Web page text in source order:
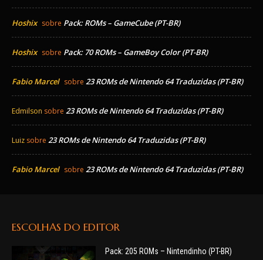
Hoshix sobre Pack: ROMs – GameCube (PT-BR)
Hoshix sobre Pack: 70 ROMs – GameBoy Color (PT-BR)
Fabio Marcel sobre 23 ROMs de Nintendo 64 Traduzidas (PT-BR)
Edmilson sobre 23 ROMs de Nintendo 64 Traduzidas (PT-BR)
Luiz sobre 23 ROMs de Nintendo 64 Traduzidas (PT-BR)
Fabio Marcel sobre 23 ROMs de Nintendo 64 Traduzidas (PT-BR)
ESCOLHAS DO EDITOR
Pack: 205 ROMs – Nintendinho (PT-BR)